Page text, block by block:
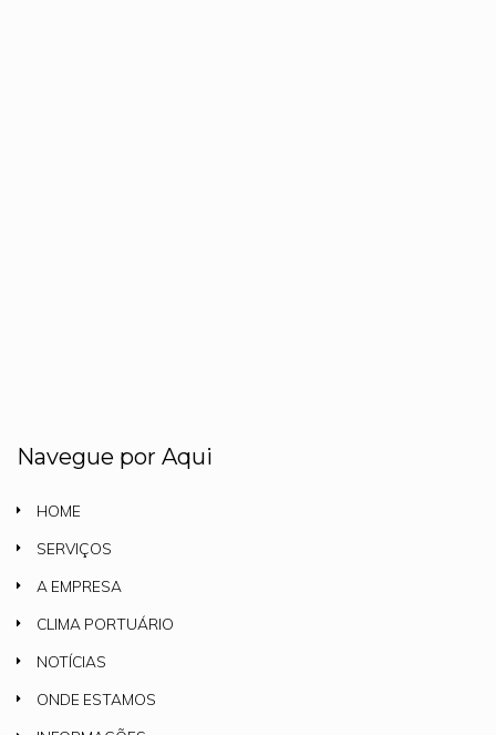
Navegue por Aqui
HOME
SERVIÇOS
A EMPRESA
CLIMA PORTUÁRIO
NOTÍCIAS
ONDE ESTAMOS